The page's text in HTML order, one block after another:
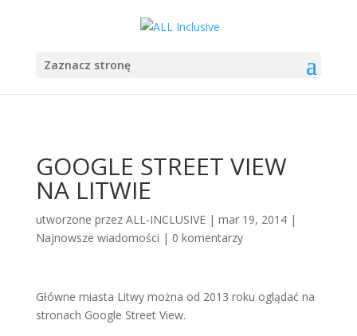
Zaznacz stronę
GOOGLE STREET VIEW
NA LITWIE
utworzone przez ALL-INCLUSIVE| mar 19, 2014|
Najnowsze wiadomości | 0 komentarzy
Główne miasta Litwy można od 2013 roku oglądać na
stronach Google Street View.